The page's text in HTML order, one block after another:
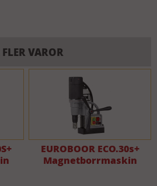
FLER VAROR
EUROBOOR ECO.30s+
Magnetborrmaskin